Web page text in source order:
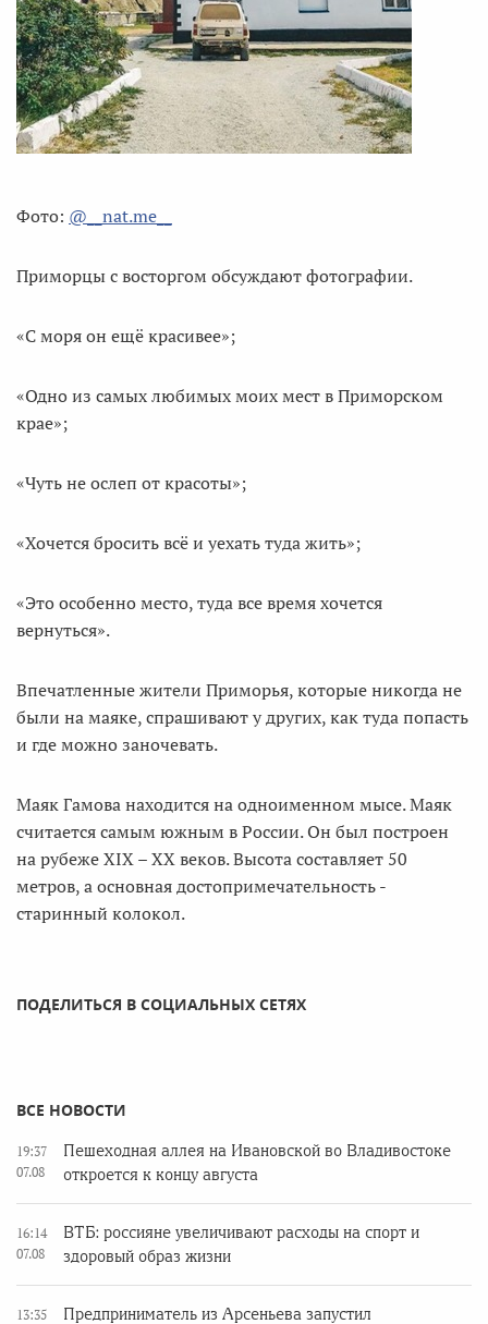
Фото: @__nat.me__
Приморцы с восторгом обсуждают фотографии.
«С моря он ещё красивее»;
«Одно из самых любимых моих мест в Приморском
крае»;
«Чуть не ослеп от красоты»;
«Хочется бросить всё и уехать туда жить»;
«Это особенно место, туда все время хочется
вернуться».
Впечатленные жители Приморья, которые никогда не
были на маяке, спрашивают у других, как туда попасть
и где можно заночевать.
Маяк Гамова находится на одноименном мысе. Маяк
считается самым южным в России. Он был построен
на рубеже XIX – ХХ веков. Высота составляет 50
метров, а основная достопримечательность -
старинный колокол.
ПОДЕЛИТЬСЯ В СОЦИАЛЬНЫХ СЕТЯХ
ВСЕ НОВОСТИ
19:37
07.08
Пешеходная аллея на Ивановской во Владивостоке
откроется к концу августа
16:14
07.08
ВТБ: россияне увеличивают расходы на спорт и
здоровый образ жизни
13:35
Предприниматель из Арсеньева запустил